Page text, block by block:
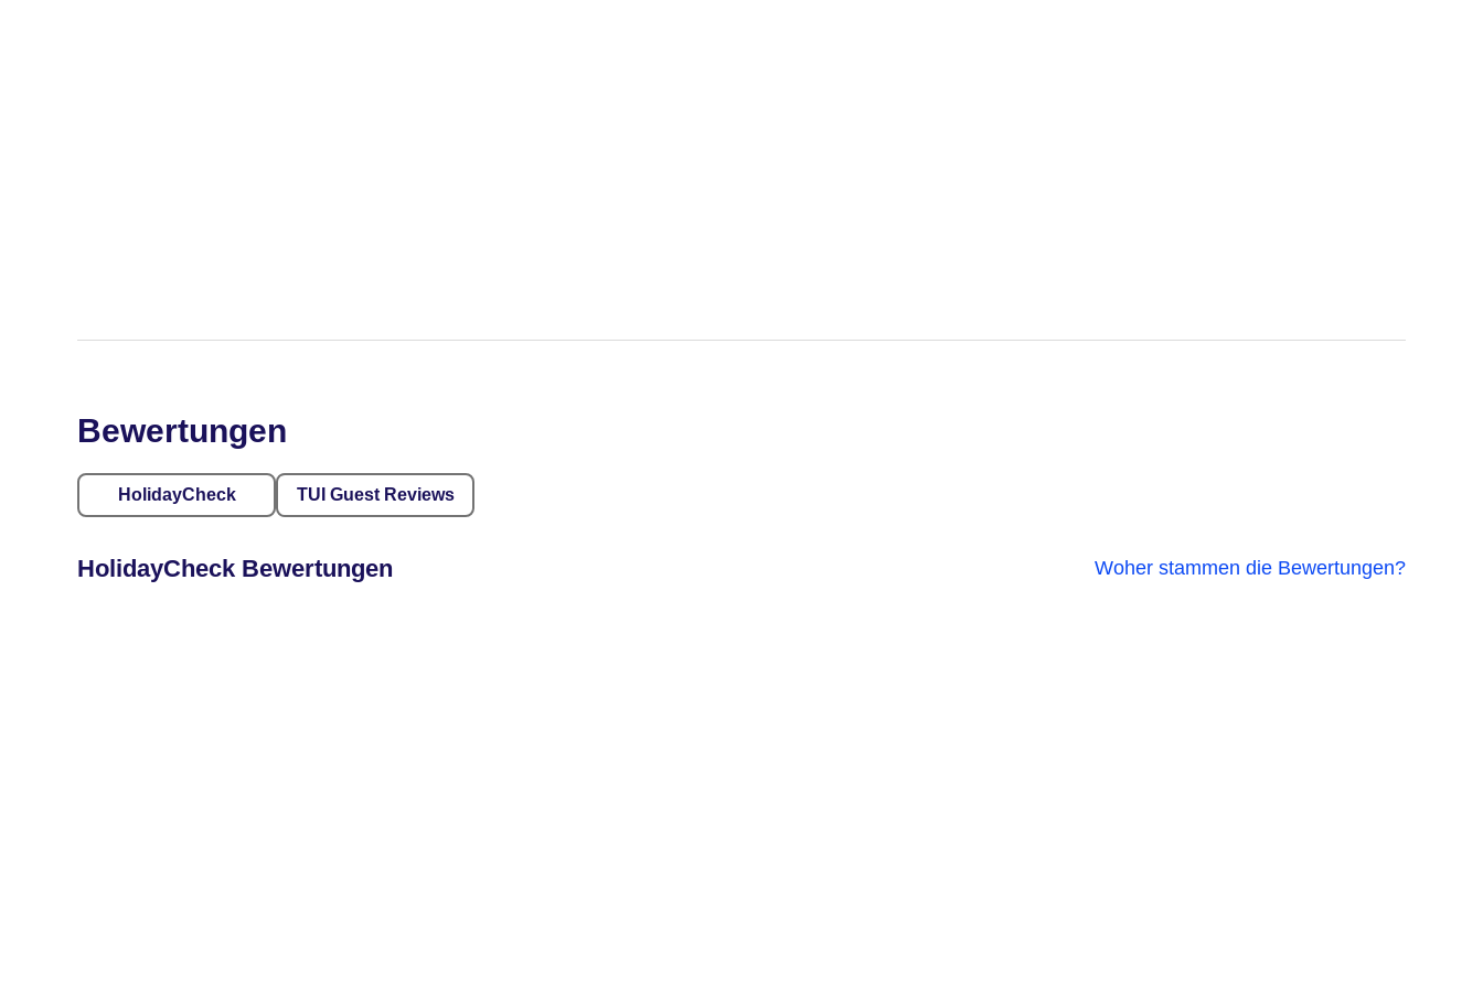
Bewertungen
HolidayCheck TUI Guest Reviews
HolidayCheck Bewertungen Woher stammen die Bewertungen?